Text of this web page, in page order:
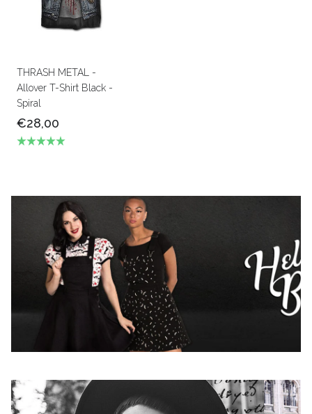
THRASH METAL -
Allover T-Shirt Black -
Spiral
€28,00